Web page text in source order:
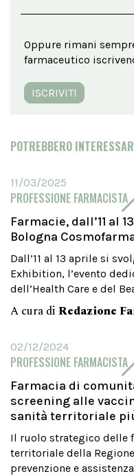
Oppure rimani
farmaceutico
ISCRIVITI
POTREBBERO
11/03/2025
PROFESSIONE FARMACISTA
Farmacie, dall’11 al
Bologna
Dall’11 al 13 aprile si
Exhibition, l’evento
dell’Health Care e del
A cura di Redazione
02/12/2024
PROFESSIONE FARMACISTA
Farmacia di
screening alle
sanità territoriale
Il ruolo strategico delle
territoriale della
prevenzione e